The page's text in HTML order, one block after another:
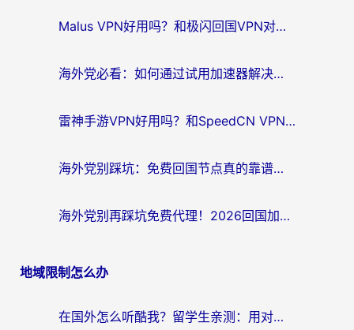
Malus VPN好用吗？和极闪回国VPN对比哪个回国效果更好？海外党亲测3款加速器+避坑指南
海外党必看：如何通过试用加速器解决国内APP地区限制？附2026最新对比测评
雷神手游VPN好用吗？和SpeedCN VPN对比哪个回国效果更好？海外党亲测3款加速器+避坑指南
海外党别踩坑：免费回国节点真的靠谱吗？教你选对加速器无缝访问国内资源
海外党别再踩坑免费代理！2026回国加速器全攻略：从选线到避坑，无缝访问国内资源
地域限制怎么办
在国外怎么听酷我？留学生亲测：用对加速器就能畅听国内音乐听书